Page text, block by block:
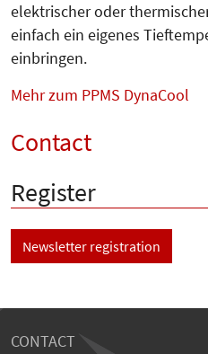
elektrischer oder
einfach ein eigenes
einbringen.
Mehr zum PPMS DynaCool
Contact
Register
Newsletter registration
CONTACT